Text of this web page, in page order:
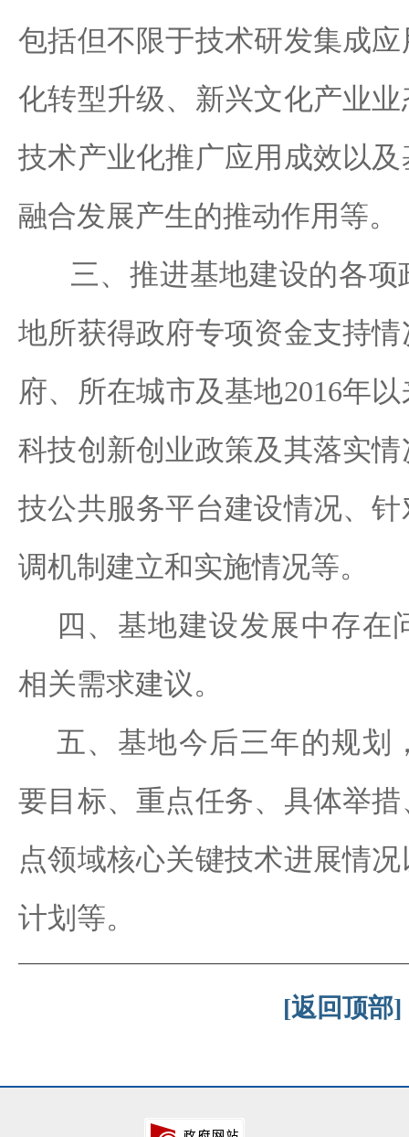
包括但不限于技术研发集成
化转型升级、新兴文化产业
技术产业化推广应用成效以
融合发展产生的推动作用等。
三、推进基地建设的各项
地所获得政府专项资金支持
府、所在城市及基地2016年
科技创新创业政策及其落实
技公共服务平台建设情况、
调机制建立和实施情况等。
四、基地建设发展中存在
相关需求建议。
五、基地今后三年的规划
要目标、重点任务、具体举
点领域核心关键技术进展情
计划等。
[返回顶部]